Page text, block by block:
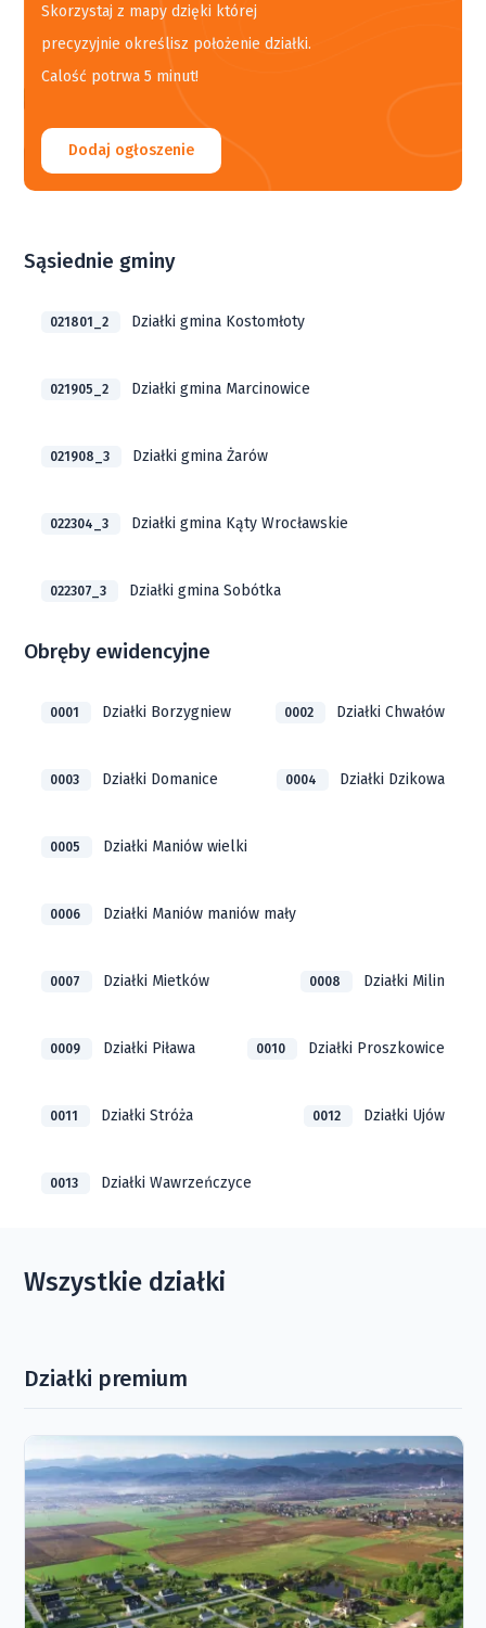
Skorzystaj z mapy dzięki której
precyzyjnie określisz położenie działki.
Calość potrwa 5 minut!
Dodaj ogłoszenie
Sąsiednie gminy
021801_2 Działki gmina Kostomłoty
021905_2 Działki gmina Marcinowice
021908_3 Działki gmina Żarów
022304_3 Działki gmina Kąty Wrocławskie
022307_3 Działki gmina Sobótka
Obręby ewidencyjne
0001 Działki Borzygniew 0002 Działki Chwałów
0003 Działki Domanice 0004 Działki Dzikowa
0005 Działki Maniów wielki
0006 Działki Maniów maniów mały
0007 Działki Mietków 0008 Działki Milin
0009 Działki Piława 0010 Działki Proszkowice
0011 Działki Stróża 0012 Działki Ujów
0013 Działki Wawrzeńczyce
Wszystkie działki
Działki premium